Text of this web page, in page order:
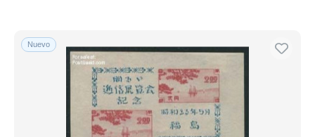
Nuevo